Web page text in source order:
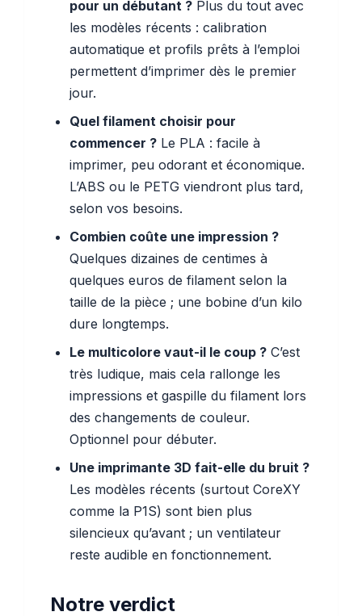
pour un débutant ? Plus du tout avec
les modèles récents : calibration
automatique et profils prêts à l’emploi
permettent d’imprimer dès le premier
jour.
Quel filament choisir pour
commencer ? Le PLA : facile à
imprimer, peu odorant et économique.
L’ABS ou le PETG viendront plus tard,
selon vos besoins.
Combien coûte une impression ?
Quelques dizaines de centimes à
quelques euros de filament selon la
taille de la pièce ; une bobine d’un kilo
dure longtemps.
Le multicolore vaut-il le coup ? C’est
très ludique, mais cela rallonge les
impressions et gaspille du filament lors
des changements de couleur.
Optionnel pour débuter.
Une imprimante 3D fait-elle du bruit ?
Les modèles récents (surtout CoreXY
comme la P1S) sont bien plus
silencieux qu’avant ; un ventilateur
reste audible en fonctionnement.
Notre verdict